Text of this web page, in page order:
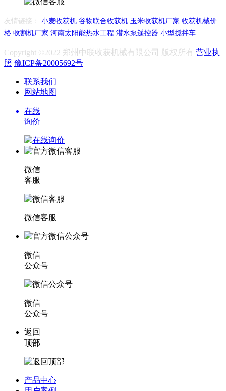
友情链接： 小麦收获机 谷物联合收获机 玉米收获机厂家 收获机械价
格 收割机厂家 河南太阳能热水工程 潜水泵遥控器 小型搅拌车
Copyright ©2022 郑州中联收获机械有限公司 版权所有 营业执
照 豫ICP备20005692号
联系我们
网站地图
在线
询价
微信
客服
微信客服
微信
公众号
微信
公众号
返回
顶部
产品中心